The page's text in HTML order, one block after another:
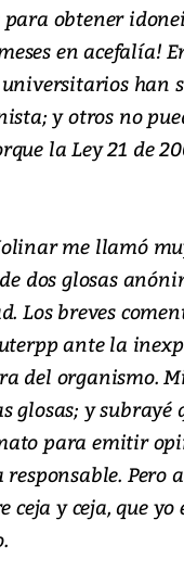
obtener
en acefalía!
han
y otros no
la Ley 21 de
me llamó
dos glosas
Los breves
ante la
del organismo.
glosas; y subrayé
para emitir
Pero
y ceja, que